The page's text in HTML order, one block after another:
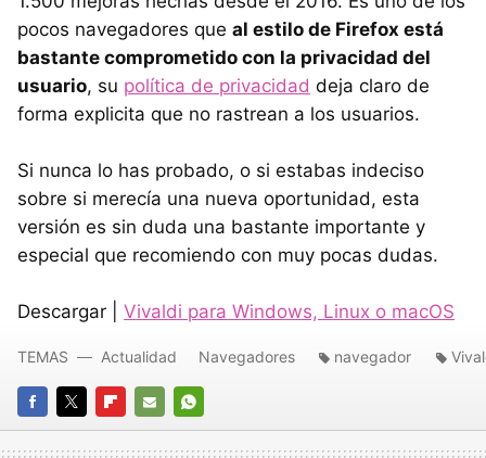
pocos navegadores que al estilo de Firefox está
bastante comprometido con la privacidad del
usuario, su política de privacidad deja claro de
forma explicita que no rastrean a los usuarios.
Si nunca lo has probado, o si estabas indeciso
sobre si merecía una nueva oportunidad, esta
versión es sin duda una bastante importante y
especial que recomiendo con muy pocas dudas.
Descargar | Vivaldi para Windows, Linux o macOS
FACEBOOK
TWITTERFLIPBOARD
E-
WHATSAPP
TEMAS Actualidad Navegadores navegador